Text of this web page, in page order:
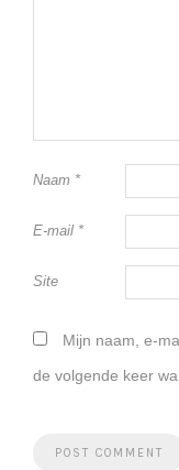
Naam *
E-mail *
Site
Mijn naam, e-
de volgende keer